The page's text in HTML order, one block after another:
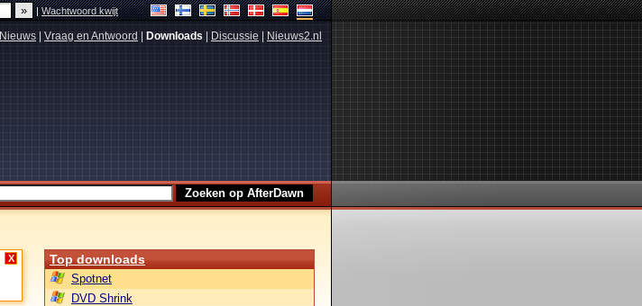
|Wachtwoord kwijt
Nieuws Vraag en Antwoord Downloads Discussie Nieuws2.nl
X Top downloads
Spotnet
DVD Shrink